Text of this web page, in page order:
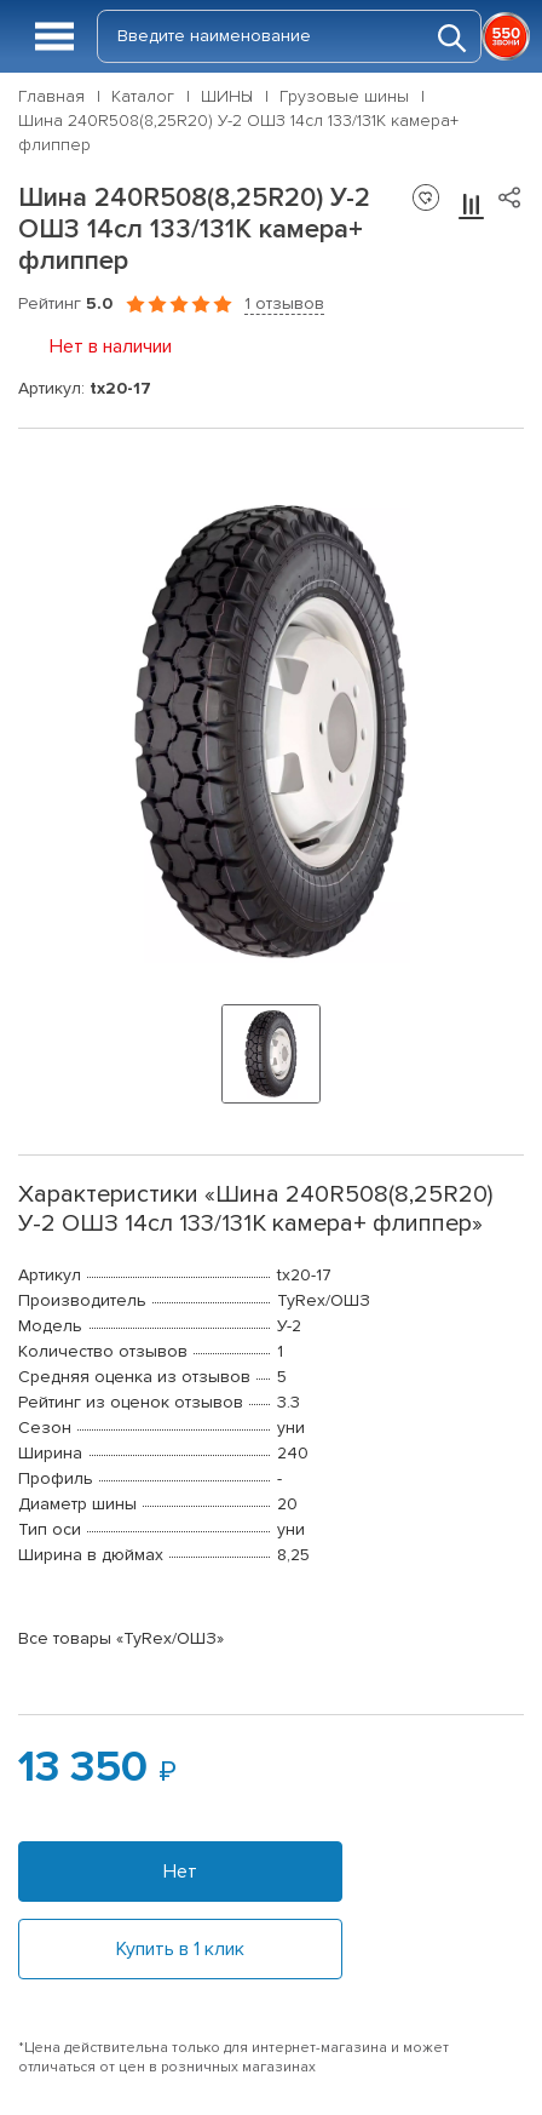
Главная Каталог ШИНЫ
Грузовые шины
Шина 240R508(8,25R20) У-2 ОШЗ 14сл 133/131K камера+
флиппер
Шина 240R508(8,25R20) У-2
ОШЗ 14сл 133/131K камера+
флиппер
Рейтинг 5.0 1 отзывов
Нет в наличии
Артикул: tx20-17
Характеристики «Шина 240R508(8,25R20)
У-2 ОШЗ 14сл 133/131K камера+ флиппер»
Артикул
tx20-17
Производитель
TyRex/ОШЗ
Модель
У-2
Количество отзывов
1
Средняя оценка из отзывов
5
Рейтинг из оценок отзывов
3.3
Сезон
уни
Ширина
240
Профиль
-
Диаметр шины
20
Тип оси
уни
Ширина в дюймах
8,25
Все товары «TyRex/ОШЗ»
13 350
Нет
Купить в 1 клик
*Цена действительна только для интернет-магазина и может
отличаться от цен в розничных магазинах